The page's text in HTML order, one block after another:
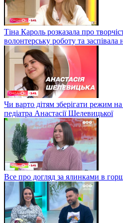
Тіна Кароль розказала про
волонтерську роботу та заспівала
Чи варто дітям зберігати режим
педіатра Анастасії Шелевицької
Все про догляд за ялинками в